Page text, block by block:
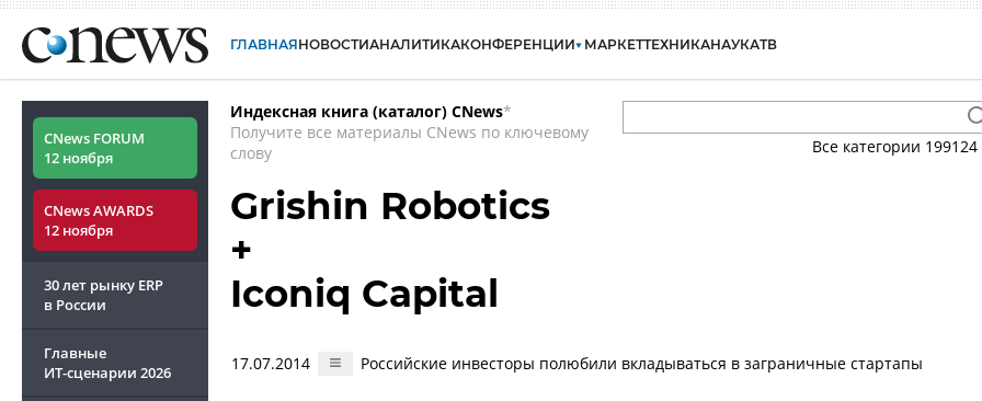
ГЛАВНАЯНОВОСТИАНАЛИТИКАКОНФЕРЕНЦИИ МАРКЕТТЕХНИКАНАУКАТВ
CNews FORUM
12 ноября
CNews AWARDS
12 ноября
30 лет рынку ERP
в России
Главные
ИТ-сценарии 2026
Индексная книга (каталог) CNews*
Получите все материалы CNews по ключевому
слову
Все категории 199124
Grishin Robotics
+
Iconiq Capital
17.07.2014 Российские инвесторы полюбили вкладываться в заграничные стартапы